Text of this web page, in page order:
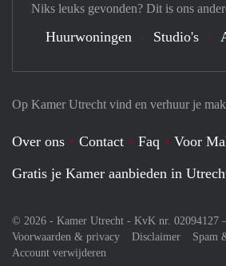
Op Kamer Utrecht vind en verhuur je
Over ons Contact Faq
Voor
Gratis je Kamer aanbieden in
© 2026 - Kamer Utrecht - KvK nr. 02094127
Voorwaarden & privacy
Disclaimer
Spam
Account verwijderen
Niks leuks gevonden? Dit is ons
Huurwoningen Studio's